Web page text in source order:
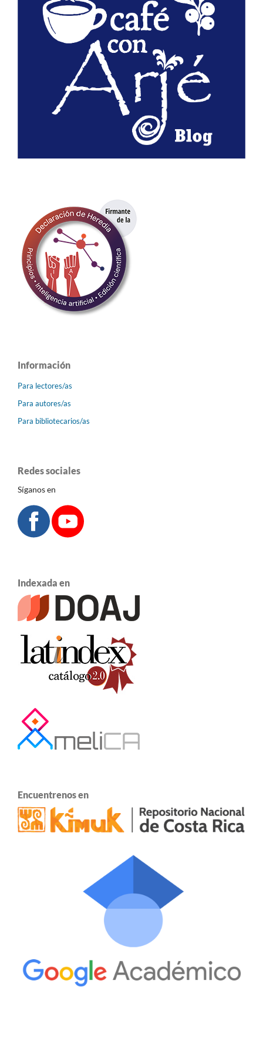
Información
Para lectores/as
Para autores/as
Para bibliotecarios/as
Redes sociales
Síganos en
Indexada en
Encuentrenos en